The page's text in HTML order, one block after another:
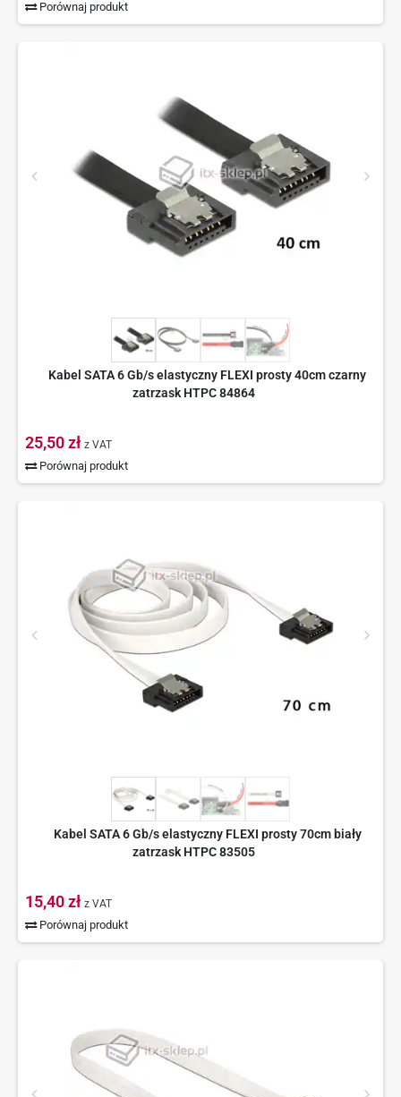
Porównaj produkt
Kabel SATA 6 Gb/s elastyczny FLEXI prosty 40cm czarny
zatrzask HTPC 84864
25,50 zł z VAT
Porównaj produkt
Kabel SATA 6 Gb/s elastyczny FLEXI prosty 70cm biały
zatrzask HTPC 83505
15,40 zł z VAT
Porównaj produkt